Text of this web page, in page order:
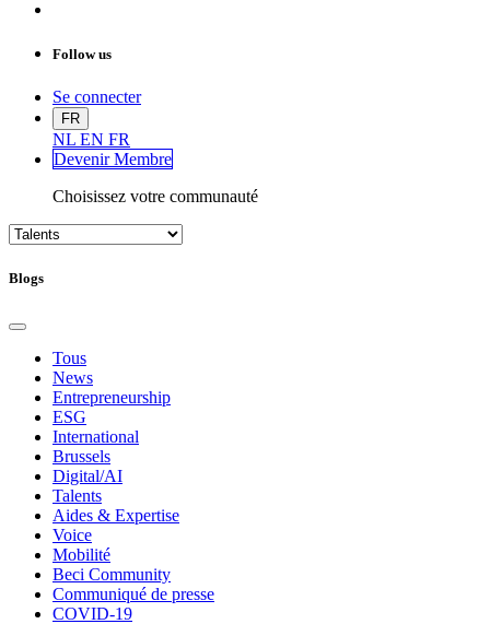
Follow us
Se connecter
FR
NL EN FR
Devenir Membre
Choisissez votre communauté
Blogs
Tous
News
Entrepreneurship
ESG
International
Brussels
Digital/AI
Talents
Aides & Expertise
Voice
Mobilité
Beci Community
Communiqué de presse
COVID-19